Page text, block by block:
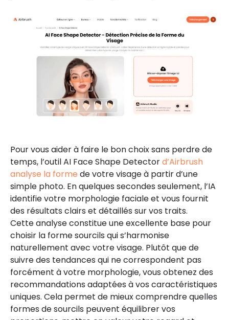
Pour vous aider à faire le bon choix sans perdre de
temps, l’outil AI Face Shape Detectord’Airbrush
analyse la forme de votre visage à partir d’une
simple photo. En quelques secondes seulement, l’IA
identifie votre morphologie faciale et vous fournit
des résultats clairs et détaillés sur vos traits.
Cette analyse constitue une excellente base pour
choisir la forme sourcils qui s’harmonise
naturellement avec votre visage. Plutôt que de
suivre des tendances qui ne correspondent pas
forcément à votre morphologie, vous obtenez des
recommandations adaptées à vos caractéristiques
uniques. Cela permet de mieux comprendre quelles
formes de sourcils peuvent équilibrer vos